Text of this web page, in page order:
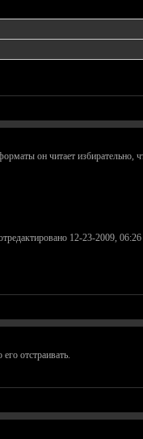
он читает избирательно,
12-23-2009,
отстраивать.